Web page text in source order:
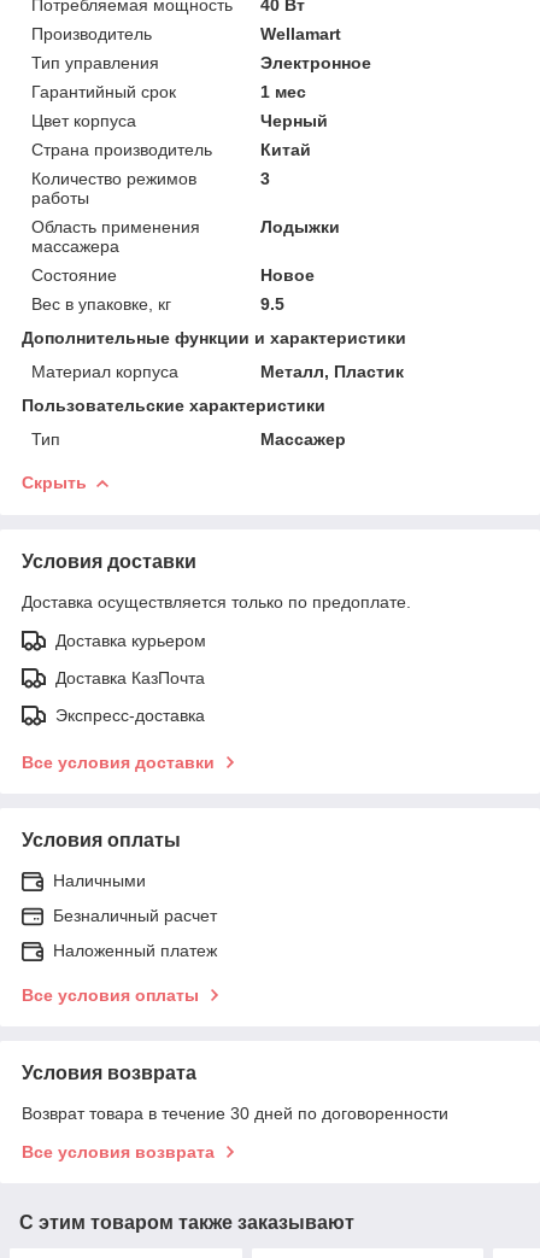
Потребляемая мощность
40 Вт
Производитель
Wellamart
Тип управления
Электронное
Гарантийный срок
1 мес
Цвет корпуса
Черный
Страна производитель
Китай
Количество режимов
работы
3
Область применения
массажера
Лодыжки
Состояние
Новое
Вес в упаковке, кг
9.5
Дополнительные функции и характеристики
Материал корпуса
Металл, Пластик
Пользовательские характеристики
Тип
Массажер
Скрыть
Условия доставки
Доставка осуществляется только по предоплате.
Доставка курьером
Доставка КазПочта
Экспресс-доставка
Все условия доставки
Условия оплаты
Наличными
Безналичный расчет
Наложенный платеж
Все условия оплаты
Условия возврата
Возврат товара в течение 30 дней по договоренности
Все условия возврата
С этим товаром также заказывают